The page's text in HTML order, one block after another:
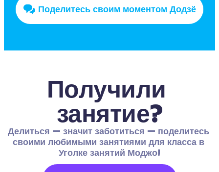
Поделитесь своим моментом Додзё
Получили
занятие?
Делиться — значит заботиться — поделитесь
своими любимыми занятиями для класса в
Уголке занятий Моджо!